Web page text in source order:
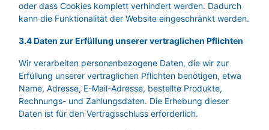
oder dass Cookies komplett verhindert werden. Dadurch
kann die Funktionalität der Website eingeschränkt werden.
3.4 Daten zur Erfüllung unserer vertraglichen Pflichten
Wir verarbeiten personenbezogene Daten, die wir zur
Erfüllung unserer vertraglichen Pflichten benötigen, etwa
Name, Adresse, E-Mail-Adresse, bestellte Produkte,
Rechnungs- und Zahlungsdaten. Die Erhebung dieser
Daten ist für den Vertragsschluss erforderlich.